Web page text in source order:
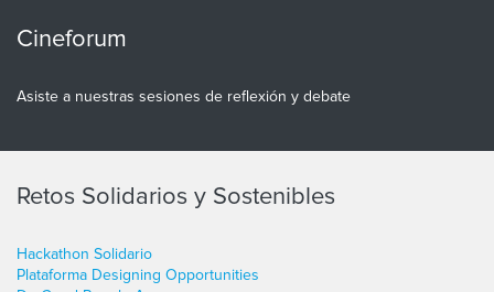
Cineforum
Asiste a nuestras sesiones de reflexión y debate
Retos Solidarios y Sostenibles
Hackathon Solidario
Plataforma Designing Opportunities